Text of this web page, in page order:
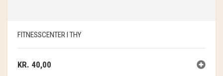
FITNESSCENTER I THY
KR. 40,00